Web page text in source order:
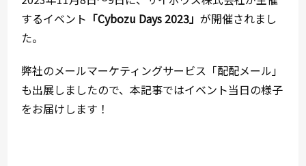
するイベント 「Cybozu Days 2023」が開催されまし
た。
弊社のメールマーケティングサービス「配配メール」
も出展しましたので、本記事ではイベント当日の様子
をお届けします！